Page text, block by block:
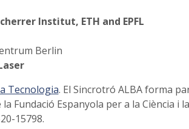
Institut, ETH and EPFL
Berlin
Tecnologia. El Sincrotró ALBA forma
Fundació Espanyola per a la Ciència i la
15798.